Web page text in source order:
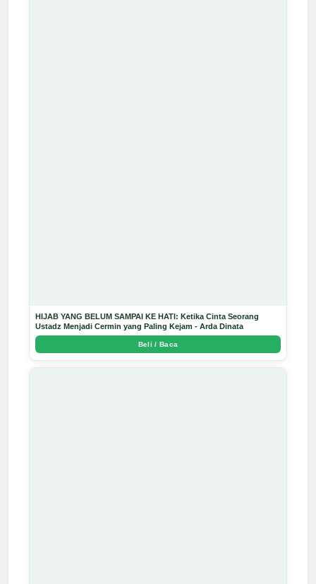
HIJAB YANG BELUM SAMPAI KE HATI: Ketika Cinta Seorang
Ustadz Menjadi Cermin yang Paling Kejam - Arda Dinata
Beli / Baca